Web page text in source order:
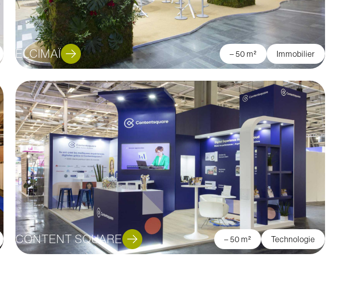
ELCIMAÏ – 50 m² Immobilier
CONTENT SQUARE – 50 m² Technologie